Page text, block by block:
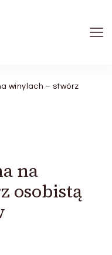
winylach – stwórz
na
osobistą